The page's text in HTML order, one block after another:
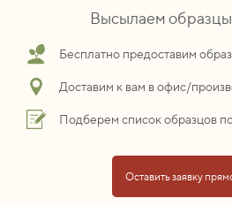
Высылаем
Бесплатно предоставим
Доставим к вам в офис/
Подберем список образцов
Оставить заявку